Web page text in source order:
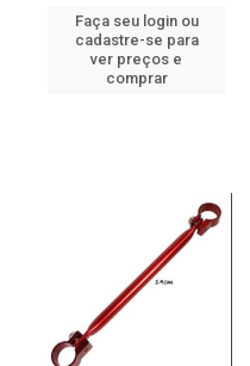
Faça seu login ou
cadastre-se para
ver preços e
comprar